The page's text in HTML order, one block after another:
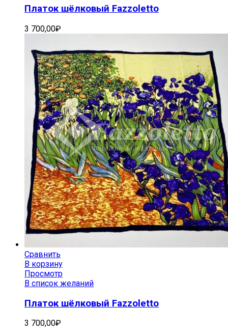
Платок шёлковый Fazzoletto
3 700,00₽
Сравнить
В корзину
Просмотр
В список желаний
Платок шёлковый Fazzoletto
3 700,00₽